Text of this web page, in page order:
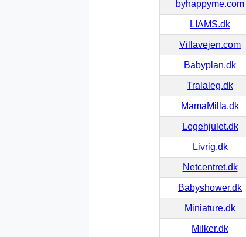
byhappyme.com
LIAMS.dk
Villavejen.com
Babyplan.dk
Tralaleg.dk
MamaMilla.dk
Legehjulet.dk
Livrig.dk
Netcentret.dk
Babyshower.dk
Miniature.dk
Milker.dk